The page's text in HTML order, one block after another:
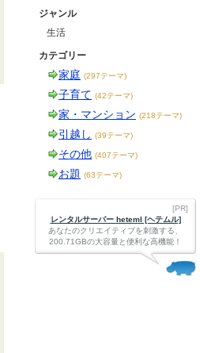
ジャンル
生活
カテゴリー
家庭 (297テーマ)
子育て (42テーマ)
家・マンション (218テーマ)
引越し (39テーマ)
その他 (407テーマ)
お題 (63テーマ)
[PR]
レンタルサーバー heteml [ヘテムル]
あなたのクリエイティブを刺激する、
200.71GBの大容量と便利な高機能！